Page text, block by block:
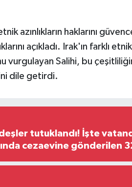
azınlıkların haklarını
açıkladı. Irak'ın farklı
vurgulayan Salihi, bu
dile getirdi.
tutuklandı! İşte
cezaevine gönderilen